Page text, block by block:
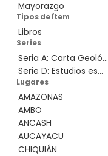
Mayorazgo
Tipos de ítem
Libros
Series
Seria A: Carta Geoló...
Serie D: Estudios es...
Lugares
AMAZONAS
AMBO
ANCASH
AUCAYACU
CHIQUIÁN